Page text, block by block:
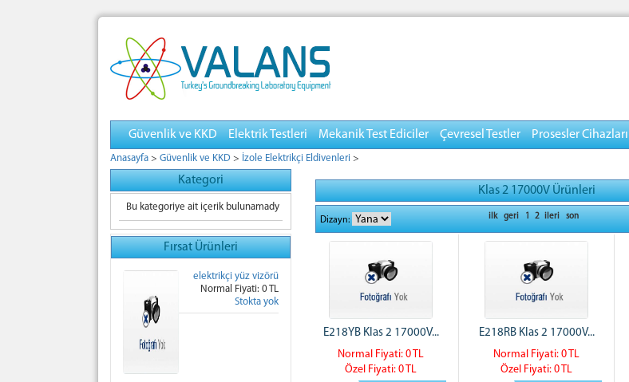
Güvenlik ve KKD Elektrik Testleri Mekanik Test Ediciler Çevresel Testler Prosesler Cihazları
Anasayfa > Güvenlik ve KKD > İzole Elektrikçi Eldivenleri >
Kategori
Bu kategoriye ait içerik bulunamady
Fırsat Ürünleri
elektrikçi yüz vizörü
Normal Fiyati: 0 TL
Stokta yok
Klas 2 17000V Ürünleri
Dizayn: ilk geri 1 2 ileri son
E218YB Klas 2 17000V...
Normal Fiyati: 0 TL
Özel Fiyati: 0 TL
E218RB Klas 2 17000V...
Normal Fiyati: 0 TL
Özel Fiyati: 0 TL